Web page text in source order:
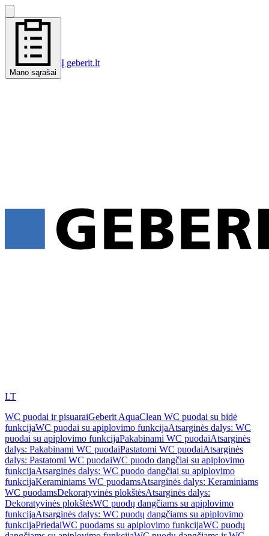
Mano sąrašai
Į geberit.lt
LT
WC puodai ir pisuaraiGeberit AquaClean WC puodai su bidė
funkcijaWC puodai su apiplovimo funkcijaAtsarginės dalys: WC
puodai su apiplovimo funkcijaPakabinami WC puodaiAtsarginės
dalys: Pakabinami WC puodaiPastatomi WC puodaiAtsarginės
dalys: Pastatomi WC puodaiWC puodo dangčiai su apiplovimo
funkcijaAtsarginės dalys: WC puodo dangčiai su apiplovimo
funkcijaKeraminiams WC puodamsAtsarginės dalys: Keraminiams
WC puodamsDekoratyvinės plokštėsAtsarginės dalys:
Dekoratyvinės plokštėsWC puodų dangčiams su apiplovimo
funkcijaAtsarginės dalys: WC puodų dangčiams su apiplovimo
funkcijaPriedaiWC puodams su apiplovimo funkcijaWC puodų